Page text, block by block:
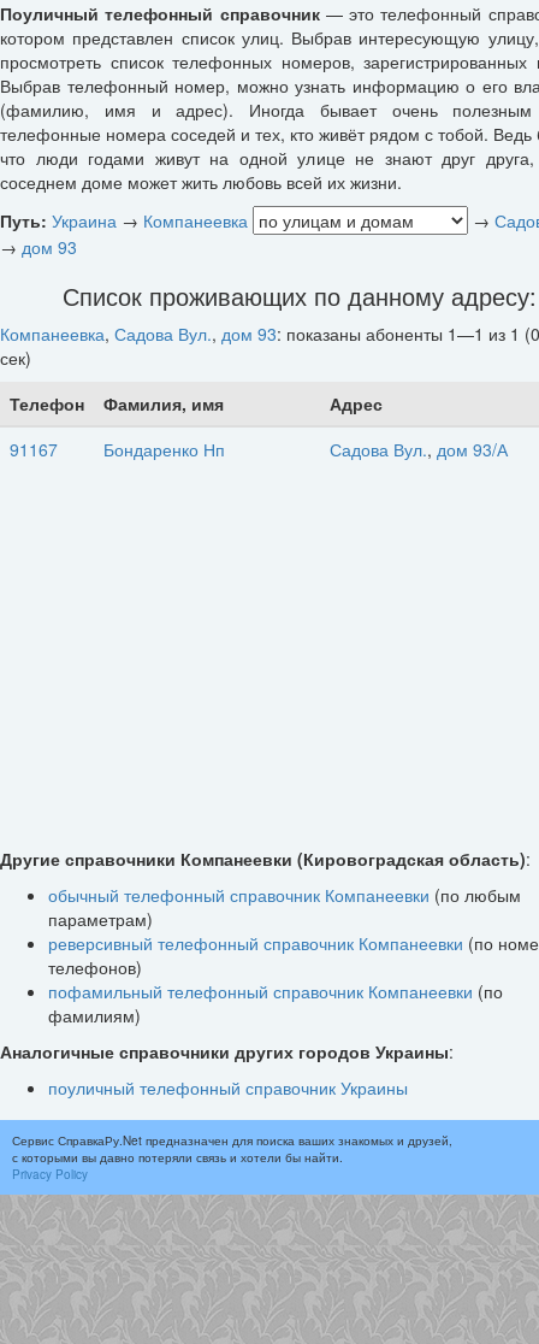
Поуличный телефонный справочник— это телефонный
котором представлен список улиц. Выбрав интересующую
просмотреть список телефонных номеров,
Выбрав телефонный номер, можно узнать информацию о его
(фамилию, имя и адрес). Иногда бывает очень полезным
телефонные номера соседей и тех, кто живёт рядом с тобой. Ведь
что люди годами живут на одной улице не знают друг
соседнем доме может жить любовь всей их жизни.
Путь: Украина → Компанеевка →
→ дом 93
Список проживающих по данному адресу:
Компанеевка, Садова Вул., дом 93: показаны абоненты 1—1 из 1
сек)
Телефон
Фамилия, имя
Адрес
91167
Бондаренко Нп Садова Вул., дом 93/А
Другие справочники Компанеевки (Кировоградская область):
обычный телефонный справочник Компанеевки (по любым
параметрам)
реверсивный телефонный справочник Компанеевки (по
телефонов)
пофамильный телефонный справочник Компанеевки (по
фамилиям)
Аналогичные справочники других городов Украины:
поуличный телефонный справочник Украины
Сервис СправкаРу.Net предназначен для поиска ваших знакомых и друзей,
с которыми вы давно потеряли связь и хотели бы найти.
Privacy Policy